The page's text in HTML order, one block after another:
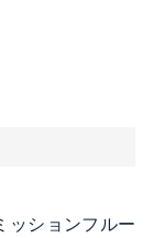
ッションフルー